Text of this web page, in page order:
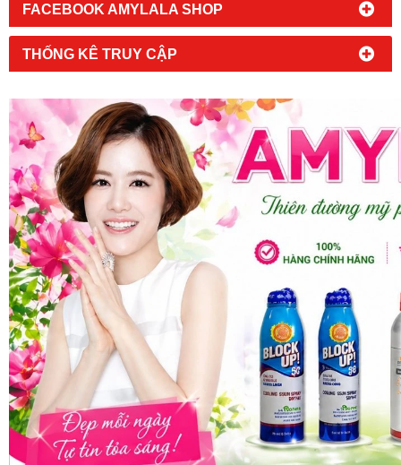
FACEBOOK AMYLALA SHOP
THỐNG KÊ TRUY CẬP